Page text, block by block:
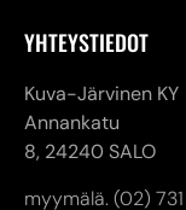
YHTEYSTIEDOT
Kuva-Järvinen KY
Annankatu
8, 24240 SALO
myymälä. (02) 731